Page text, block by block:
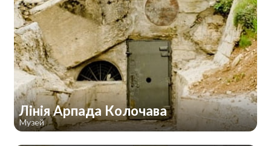
Лінія Арпада Колочава
Музей